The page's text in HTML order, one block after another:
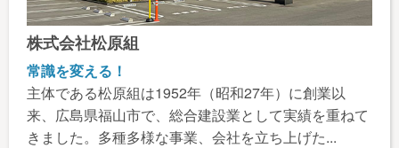
株式会社松原組
常識を変える！
主体である松原組は1952年（昭和27年）に創業以
来、広島県福山市で、総合建設業として実績を重ねて
きました。多種多様な事業、会社を立ち上げた...